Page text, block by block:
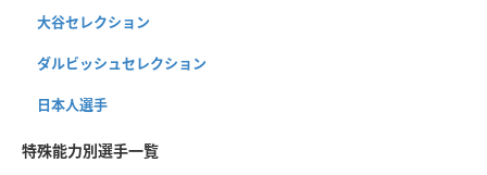
大谷セレクション
ダルビッシュセレクション
日本人選手
特殊能力別選手一覧